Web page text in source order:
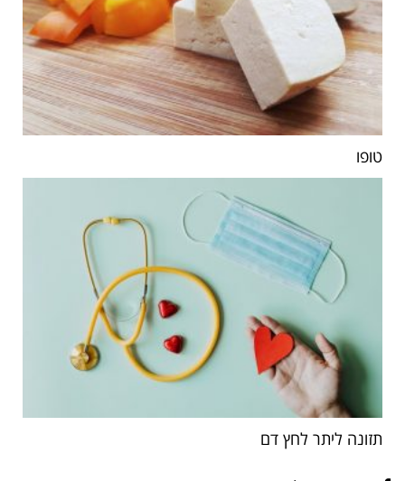
טופו
תזונה ליתר לחץ דם